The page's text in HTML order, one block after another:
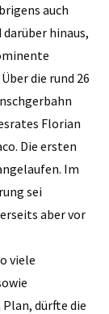
auch
hinaus,
die rund 26
Florian
Die ersten
Im
sei
aber vor
viele
dürfte die